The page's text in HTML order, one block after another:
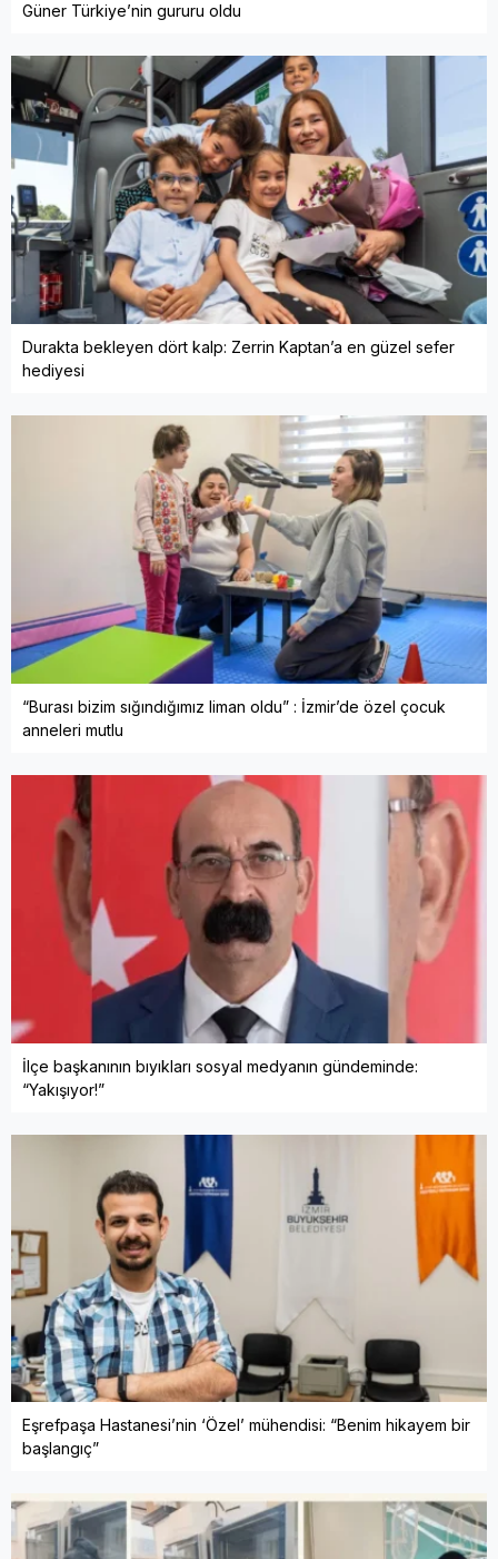
Güner Türkiye’nin gururu oldu
Durakta bekleyen dört kalp: Zerrin Kaptan’a en güzel sefer
hediyesi
“Burası bizim sığındığımız liman oldu” : İzmir’de özel çocuk
anneleri mutlu
İlçe başkanının bıyıkları sosyal medyanın gündeminde:
“Yakışıyor!”
Eşrefpaşa Hastanesi’nin ‘Özel’ mühendisi: “Benim hikayem bir
başlangıç”